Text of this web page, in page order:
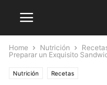
Home Nutrición
Preparar un Exquisito
Nutrición Recetas